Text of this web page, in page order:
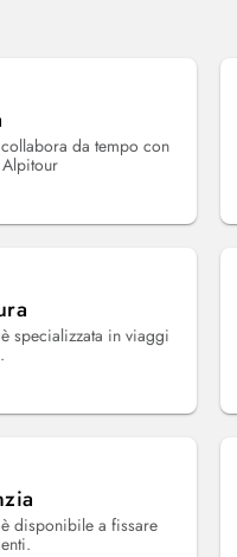
da tempo con
specializzata in viaggi
disponibile a fissare